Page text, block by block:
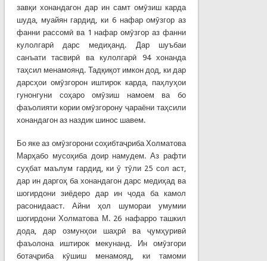
завқи хонандагон дар ин самт омӯзиш карда
шуда, муайян гардид, ки 6 нафар омӯзгор аз
фанни рассомӣ ва 1 нафар омӯзгор аз фанни
кулолгарӣ дарс медиҳанд. Дар шуъбаи
санъати тасвирӣ ва кулолгарӣ 94 хонанда
таҳсил менамоянд. Тадқиқот имкон дод, ки дар
дарсҳои омӯзгорон иштирок карда, паҳлуҳои
гунонгуни соҳаро омӯзиш намоем ва бо
фаъолияти кории омӯзгорону ҷараёни таҳсили
хонандагон аз наздик шинос шавем.
Бо яке аз омӯзгорони соҳибтаҷриба Холматова
Марҳабо мусоҳиба доир намудем. Аз рафти
суҳбат маълум гардид, ки ӯ тӯли 25 сол аст,
дар ин даргоҳ ба хонандагон дарс медиҳад ва
шогирдони зиёдеро дар ин ҷода ба камол
расонидааст. Айни ҳол шумораи умумии
шогирдони Холматова М. 26 нафарро ташкил
дода, дар озмунҳои шаҳрӣ ва ҷумҳуривӣ
фаъолона иштирок мекунанд. Ин омӯзгори
ботаҷриба кӯшиш менамояд, ки тамоми